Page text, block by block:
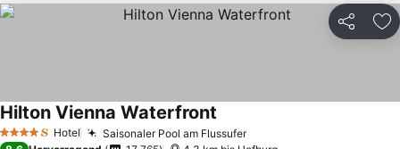
Teilen
4 Sterne Hotel Saisonaler Pool am FlussuferPreise sehen
Hilton Vienna Waterfront